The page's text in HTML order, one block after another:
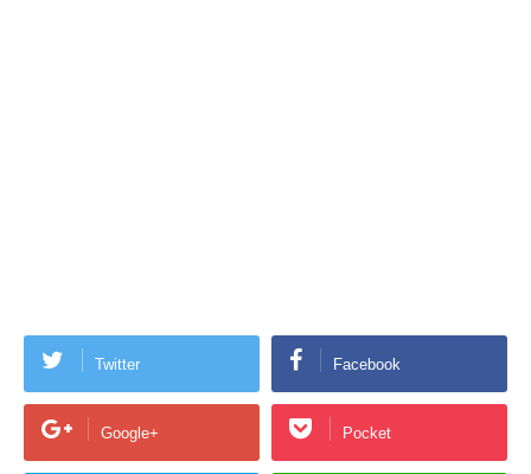
Twitter Facebook
Google+ Pocket